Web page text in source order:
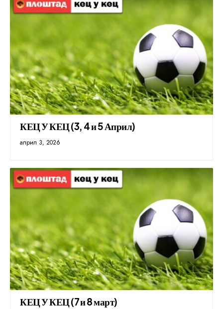
КЕЦ У КЕЦ (3, 4 и 5 Април)
април 3, 2026
КЕЦ У КЕЦ (7 и 8 март)